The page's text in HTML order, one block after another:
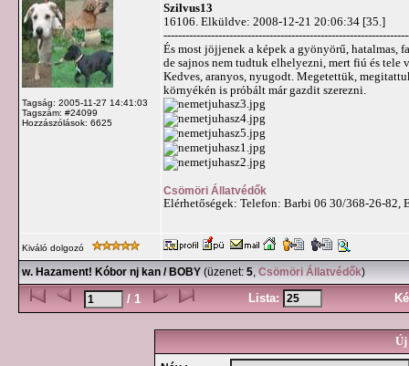
Tagság: 2005-11-27 14:41:03
Tagszám: #24099
Hozzászólások: 6625
Szilvus13
16106. Elküldve: 2008-12-21 20:06:34 [35.]
És most jöjjenek a képek a gyönyörű, hatalmas,
de sajnos nem tudtuk elhelyezni, mert fiú és tele
Kedves, aranyos, nyugodt. Megetettük,
környékén is próbált már gazdit szerezni.
Csömöri Állatvédők
Elérhetőségek: Telefon: Barbi 06 30/368-26-82,
Kiváló dolgozó
w. Hazament! Kóbor nj kan / BOBY (üzenet: 5, Csömöri Állatvédők)
/ 1 Lista:
Új